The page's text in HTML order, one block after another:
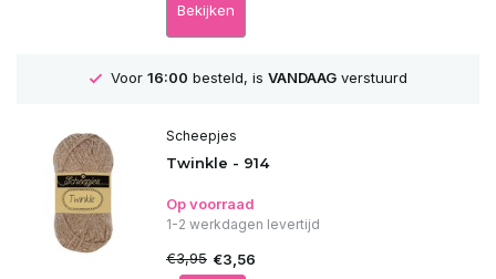
Bekijken
GRATISVerzending vanaf 75€
Scheepjes
Twinkle - 914
Op voorraad
1-2 werkdagen levertijd
€3,95 €3,56